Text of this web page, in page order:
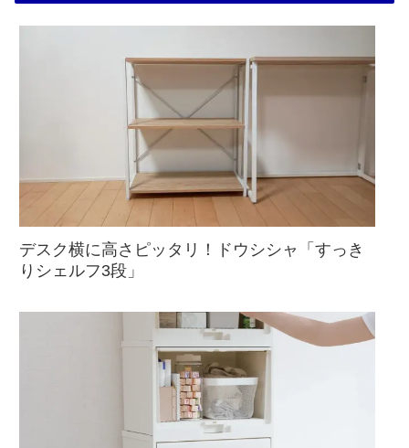
デスク横に高さピッタリ！ドウシシャ「すっき
りシェルフ3段」